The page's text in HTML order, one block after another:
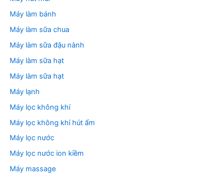
Máy làm bánh
Máy làm sữa chua
Máy làm sữa đậu nành
Máy làm sữa hạt
Máy làm sữa hạt
Máy lạnh
Máy lọc không khí
Máy lọc không khí hút ẩm
Máy lọc nước
Máy lọc nước ion kiềm
Máy massage